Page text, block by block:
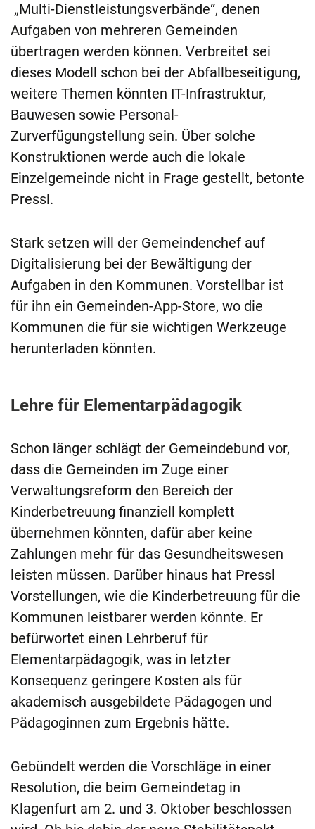
„Multi-Dienstleistungsverbände“, denen
Aufgaben von mehreren Gemeinden
übertragen werden können. Verbreitet sei
dieses Modell schon bei der Abfallbeseitigung,
weitere Themen könnten IT-Infrastruktur,
Bauwesen sowie Personal-
Zurverfügungstellung sein. Über solche
Konstruktionen werde auch die lokale
Einzelgemeinde nicht in Frage gestellt, betonte
Pressl.
Stark setzen will der Gemeindenchef auf
Digitalisierung bei der Bewältigung der
Aufgaben in den Kommunen. Vorstellbar ist
für ihn ein Gemeinden-App-Store, wo die
Kommunen die für sie wichtigen Werkzeuge
herunterladen könnten.
Lehre für Elementarpädagogik
Schon länger schlägt der Gemeindebund vor,
dass die Gemeinden im Zuge einer
Verwaltungsreform den Bereich der
Kinderbetreuung finanziell komplett
übernehmen könnten, dafür aber keine
Zahlungen mehr für das Gesundheitswesen
leisten müssen. Darüber hinaus hat Pressl
Vorstellungen, wie die Kinderbetreuung für die
Kommunen leistbarer werden könnte. Er
befürwortet einen Lehrberuf für
Elementarpädagogik, was in letzter
Konsequenz geringere Kosten als für
akademisch ausgebildete Pädagogen und
Pädagoginnen zum Ergebnis hätte.
Gebündelt werden die Vorschläge in einer
Resolution, die beim Gemeindetag in
Klagenfurt am 2. und 3. Oktober beschlossen